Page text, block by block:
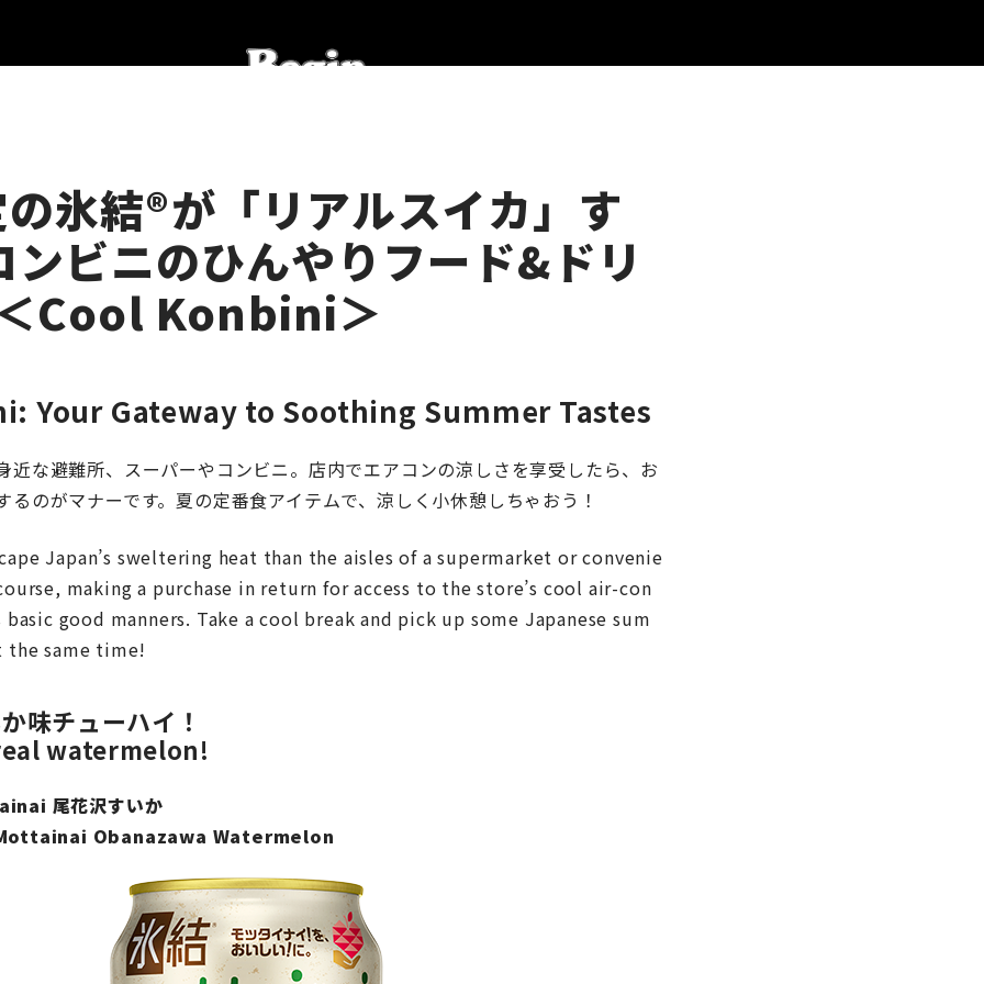
氷結®が「リアルスイカ」す
ビニのひんやりフード&ドリ
Cool Konbini＞
Your Gateway to Soothing Summer Tastes
近な避難所、スーパーやコンビニ。店内でエアコンの涼しさを享受したら、お
るのがマナーです。夏の定番食アイテムで、涼しく小休憩しちゃおう！
Japan’s sweltering heat than the aisles of a supermarket or convenie
making a purchase in return for access to the store’s cool air-con
good manners. Take a cool break and pick up some Japanese sum
the same time!
味チューハイ！
watermelon!
尾花沢すいか
Obanazawa Watermelon